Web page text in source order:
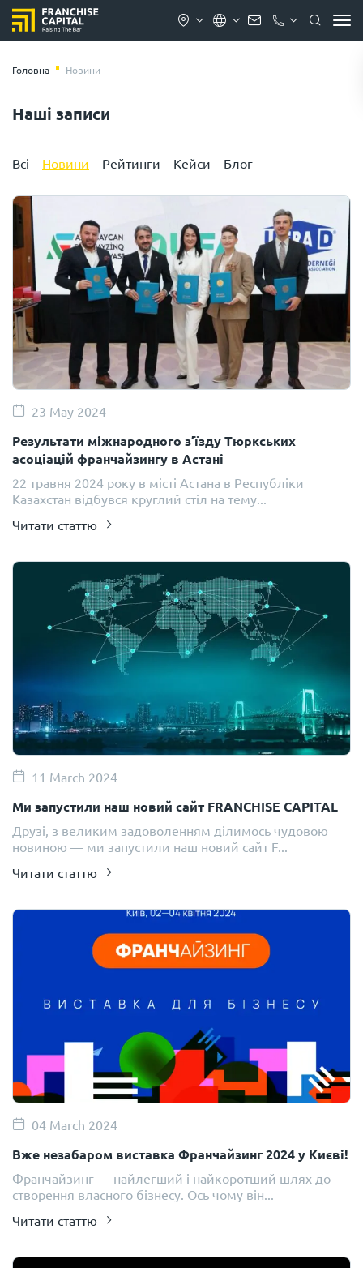
Головна Новини
Наші записи
Всі Новини Рейтинги Кейси Блог
23 May 2024
Результати міжнародного з’їзду Тюркських
асоціацій франчайзингу в Астані
22 травня 2024 року в місті Астана в Республіки
Казахстан відбувся круглий стіл на тему...
Читати статтю
11 March 2024
Ми запустили наш новий сайт FRANCHISE CAPITAL
Друзі, з великим задоволенням ділимось чудовою
новиною — ми запустили наш новий сайт F...
Читати статтю
04 March 2024
Вже незабаром виставка Франчайзинг 2024 у Києві!
Франчайзинг — найлегший і найкоротший шлях до
створення власного бізнесу. Ось чому він...
Читати статтю